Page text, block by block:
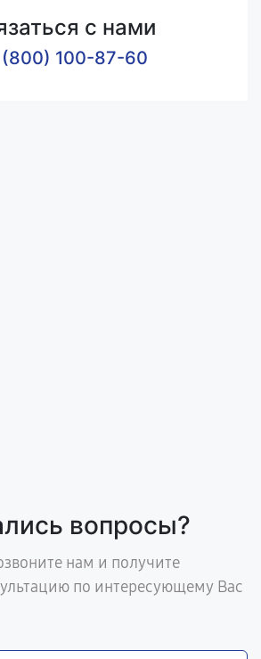
с нами
(800) 100-87-60
вопросы?
нам и получите
по интересующему Вас